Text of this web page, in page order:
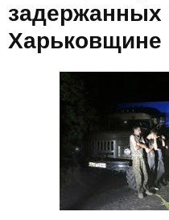
задержанных
Харьковщине